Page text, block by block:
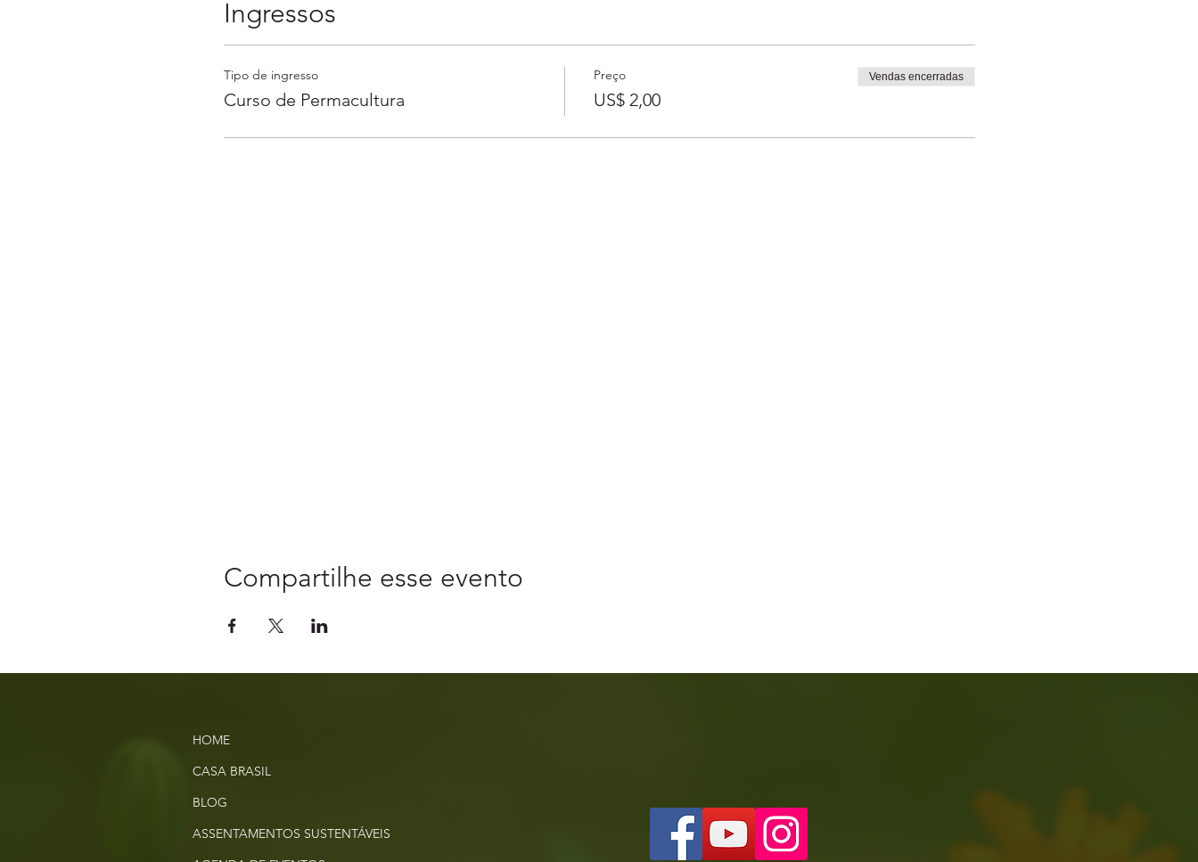
Ingressos
Tipo de ingresso
Curso de Permacultura
Preço
US$ 2,00
Vendas encerradas
Compartilhe esse evento
HOME
CASA BRASIL
BLOG
ASSENTAMENTOS SUSTENTÁVEIS